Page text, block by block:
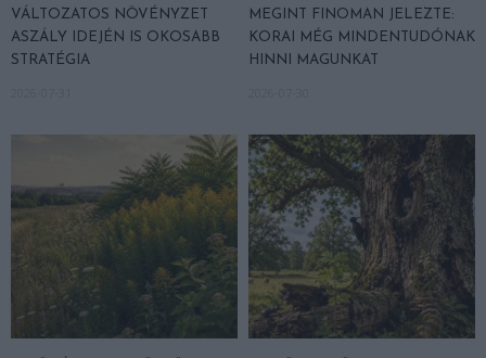
VÁLTOZATOS NÖVÉNYZET
ASZÁLY IDEJÉN IS OKOSABB
STRATÉGIA
MEGINT FINOMAN JELEZTE:
KORAI MÉG MINDENTUDÓNAK
HINNI MAGUNKAT